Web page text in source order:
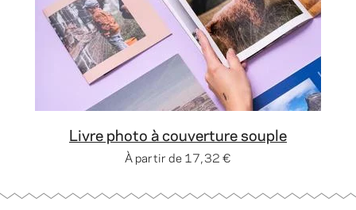
Livre photo à couverture souple
À partir de17,32 €